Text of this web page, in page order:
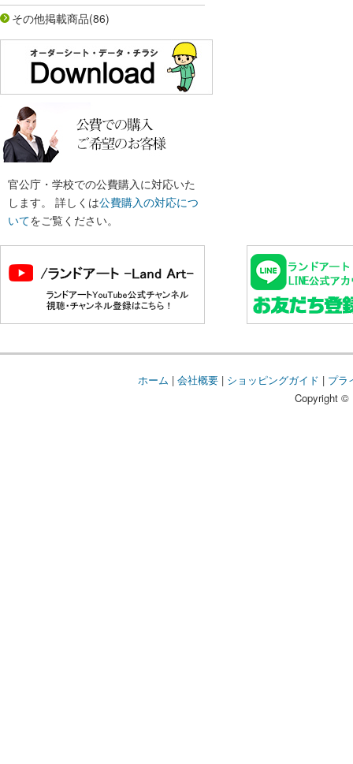
その他掲載商品(86)
官公庁・学校での公費購入に対応いた
します。 詳しくは公費購入の対応につ
いてをご覧ください。
ホーム | 会社概要| ショッピングガイド | プラ
Copyright ©